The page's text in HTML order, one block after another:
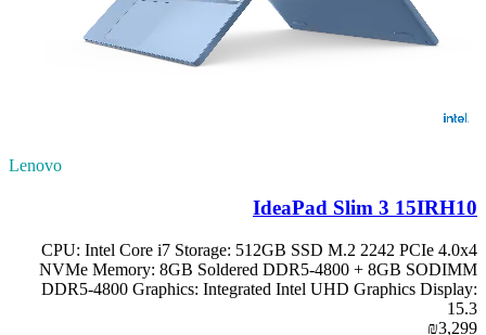
Lenovo
IdeaPad Slim 3 15IRH10
CPU: Intel Core i7 Storage: 512GB SSD M.2 2242 PCIe 4.0x4
NVMe Memory: 8GB Soldered DDR5-4800 + 8GB SODIMM
DDR5-4800 Graphics: Integrated Intel UHD Graphics Display:
15.3
₪3,299